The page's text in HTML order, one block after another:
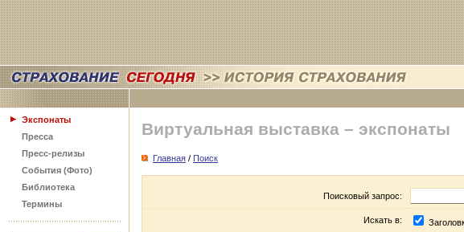
Экспонаты
Пресса
Пресс-релизы
События (Фото)
Библиотека
Термины
Виртуальная выставка – экспонаты
Главная / Поиск
Поисковый запрос:
Искать в: